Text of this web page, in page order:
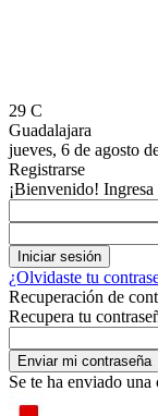
29 C
Guadalajara
jueves, 6 de agosto
Registrarse
¡Bienvenido! Ingresa
¿Olvidaste tu
Recuperación de
Recupera tu
Se te ha enviado